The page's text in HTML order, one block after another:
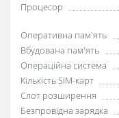
Процесор
Оперативна пам'ять
Вбудована пам'ять
Операційна система
Кількість SIM-карт
Слот розширення
Безпровідна зарядка